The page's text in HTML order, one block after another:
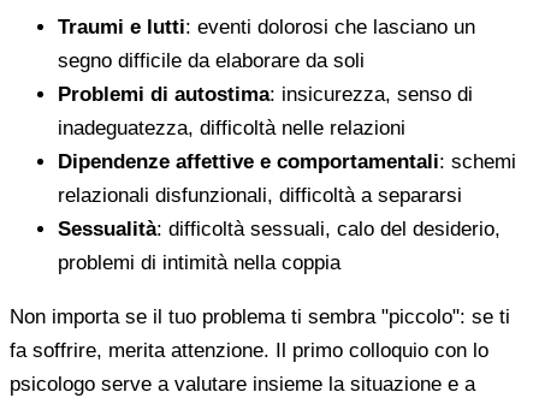
Traumi e lutti: eventi dolorosi che lasciano un
segno difficile da elaborare da soli
Problemi di autostima: insicurezza, senso di
inadeguatezza, difficoltà nelle relazioni
Dipendenze affettive e comportamentali: schemi
relazionali disfunzionali, difficoltà a separarsi
Sessualità: difficoltà sessuali, calo del desiderio,
problemi di intimità nella coppia
Non importa se il tuo problema ti sembra "piccolo": se ti
fa soffrire, merita attenzione. Il primo colloquio con lo
psicologo serve a valutare insieme la situazione e a